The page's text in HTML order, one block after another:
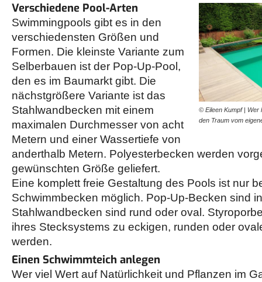
© Eileen Kumpf | Wer
den Traum vom
Verschiedene Pool-Arten
Swimmingpools gibt es in den
verschiedensten Größen und
Formen. Die kleinste Variante zum
Selberbauen ist der Pop-Up-Pool,
den es im Baumarkt gibt. Die
nächstgrößere Variante ist das
Stahlwandbecken mit einem
maximalen Durchmesser von acht
Metern und einer Wassertiefe von
anderthalb Metern. Polyesterbecken werden
gewünschten Größe geliefert.
Eine komplett freie Gestaltung des Pools ist nur
Schwimmbecken möglich. Pop-Up-Becken sind
Stahlwandbecken sind rund oder oval.
ihres Stecksystems zu eckigen, runden oder
werden.
Einen Schwimmteich anlegen
Wer viel Wert auf Natürlichkeit und Pflanzen im